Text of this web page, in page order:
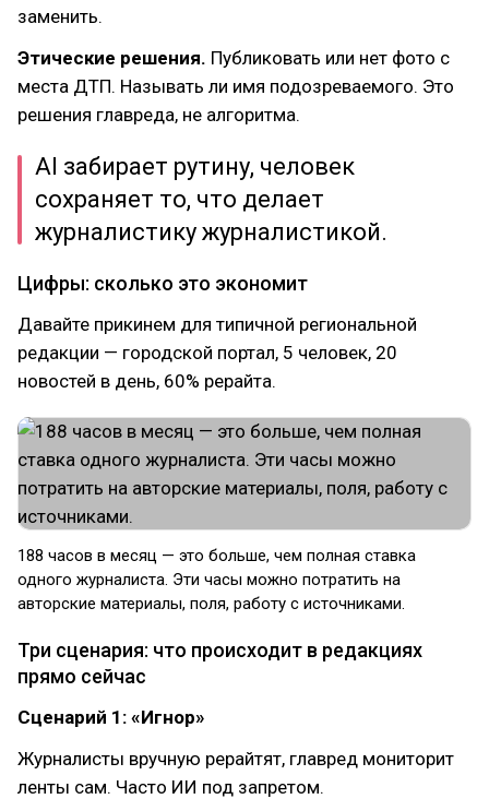
заменить.
Этические решения. Публиковать или нет фото с
места ДТП. Называть ли имя подозреваемого. Это
решения главреда, не алгоритма.
AI забирает рутину, человек
сохраняет то, что делает
журналистику журналистикой.
Цифры: сколько это экономит
Давайте прикинем для типичной региональной
редакции — городской портал, 5 человек, 20
новостей в день, 60% рерайта.
188 часов в месяц — это больше, чем полная ставка
одного журналиста. Эти часы можно потратить на
авторские материалы, поля, работу с источниками.
Три сценария: что происходит в редакциях
прямо сейчас
Сценарий 1: «Игнор»
Журналисты вручную рерайтят, главред мониторит
ленты сам. Часто ИИ под запретом.